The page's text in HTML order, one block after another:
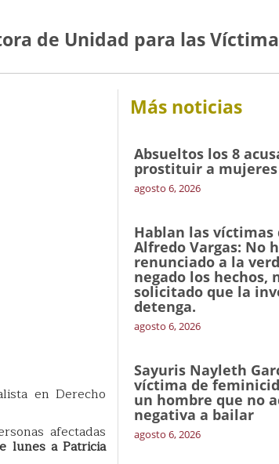
de Unidad para las
en Derecho
afectadas
lunes a Patricia
Más noticias
Absueltos los 8
prostituir a
agosto 6, 2026
Hablan las víctimas
Alfredo Vargas: No
renunciado a la
negado los hechos,
solicitado que la
detenga.
agosto 6, 2026
Sayuris Nayleth
víctima de
un hombre que no
negativa a bailar
agosto 6, 2026